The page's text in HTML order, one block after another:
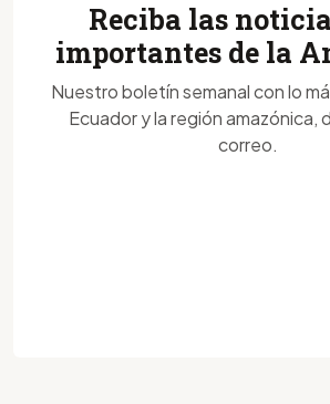
Reciba las
importantes de la
Nuestro boletín semanal con lo
Ecuador y la región amazónica,
correo.